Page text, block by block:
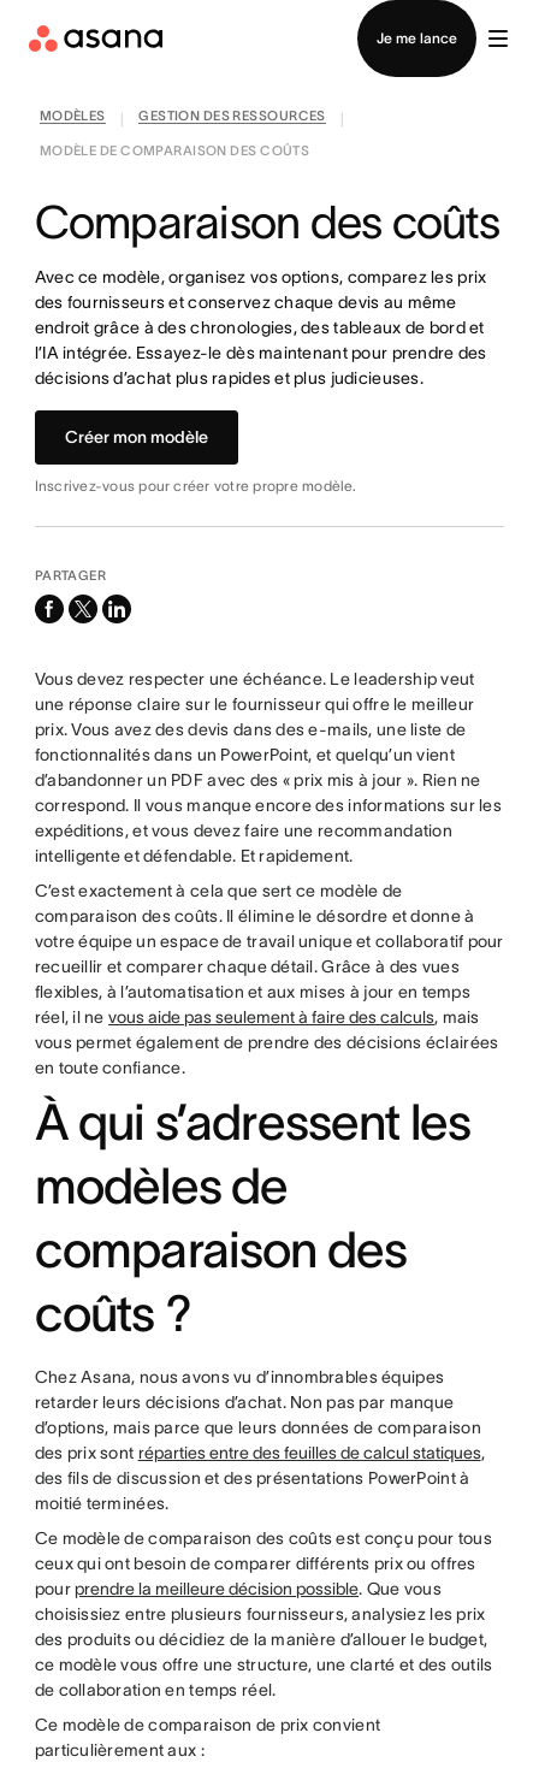
Je me lance
Contacter le service commercial
MODÈLES GESTION DES RESSOURCES
MODÈLE DE COMPARAISON DES COÛTS
Comparaison des coûts
Avec ce modèle, organisez vos options, comparez les prix
des fournisseurs et conservez chaque devis au même
endroit grâce à des chronologies, des tableaux de bord et
l’IA intégrée. Essayez-le dès maintenant pour prendre des
décisions d’achat plus rapides et plus judicieuses.
Créer mon modèle
Inscrivez-vous pour créer votre propre modèle.
PARTAGER
facebook
x-
linkedin
Vous devez respecter une échéance. Le leadership veut
une réponse claire sur le fournisseur qui offre le meilleur
prix. Vous avez des devis dans des e-mails, une liste de
fonctionnalités dans un PowerPoint, et quelqu’un vient
d’abandonner un PDF avec des « prix mis à jour ». Rien ne
correspond. Il vous manque encore des informations sur les
expéditions, et vous devez faire une recommandation
intelligente et défendable. Et rapidement.
C’est exactement à cela que sert ce modèle de
comparaison des coûts. Il élimine le désordre et donne à
votre équipe un espace de travail unique et collaboratif pour
recueillir et comparer chaque détail. Grâce à des vues
flexibles, à l’automatisation et aux mises à jour en temps
réel, il nevous aide pas seulement à faire des calculs, mais
vous permet également de prendre des décisions éclairées
en toute confiance.
À qui s’adressent les
modèles de
comparaison des
coûts ?
Chez Asana, nous avons vu d’innombrables équipes
retarder leurs décisions d’achat. Non pas par manque
d’options, mais parce que leurs données de comparaison
des prix sont réparties entre des feuilles de calcul statiques,
des fils de discussion et des présentations PowerPoint à
moitié terminées.
Ce modèle de comparaison des coûts est conçu pour tous
ceux qui ont besoin de comparer différents prix ou offres
pour prendre la meilleure décision possible. Que vous
choisissiez entre plusieurs fournisseurs, analysiez les prix
des produits ou décidiez de la manière d’allouer le budget,
ce modèle vous offre une structure, une clarté et des outils
de collaboration en temps réel.
Ce modèle de comparaison de prix convient
particulièrement aux :